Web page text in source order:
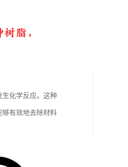
化学反应。这种
够有效地去除材料